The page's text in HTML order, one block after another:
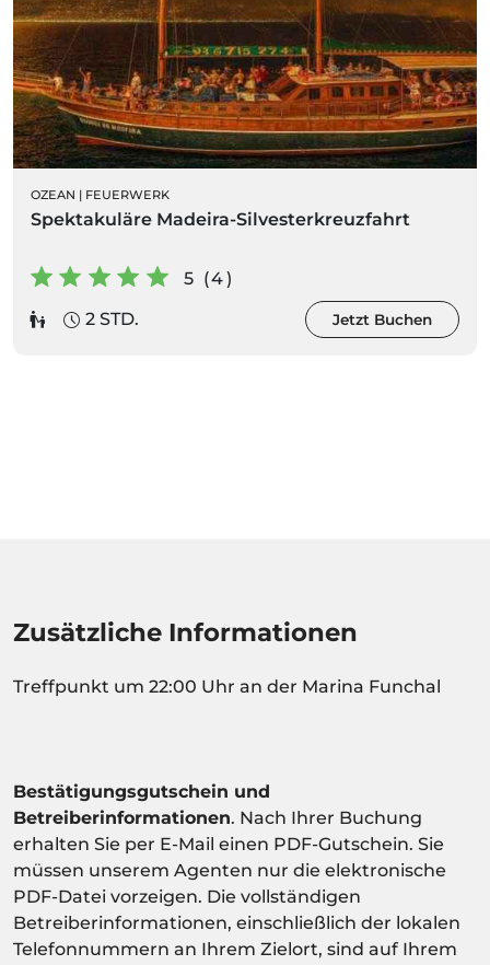
OZEAN | FEUERWERK
Spektakuläre Madeira-Silvesterkreuzfahrt
5 (4)
2 STD.
Jetzt Buchen
Zusätzliche Informationen
Treffpunkt um 22:00 Uhr an der Marina Funchal
Bestätigungsgutschein und
Betreiberinformationen. Nach Ihrer Buchung
erhalten Sie per E-Mail einen PDF-Gutschein. Sie
müssen unserem Agenten nur die elektronische
PDF-Datei vorzeigen. Die vollständigen
Betreiberinformationen, einschließlich der lokalen
Telefonnummern an Ihrem Zielort, sind auf Ihrem